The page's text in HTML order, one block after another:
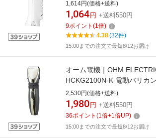
1,614円(価格+送料)
1,064 円 +送料550円
9ポイント (1倍)
4.38(32件)
15:00までの注文で最短8/12お届け
オーム電機｜OHM
HCKG2100N-K 電動バリカ
MEN‘S ブラック [電池式]
2,530円(価格+送料)
1,980 円 +送料550円
36ポイント (1倍+1倍UP)
15:00までの注文で最短8/12お届け